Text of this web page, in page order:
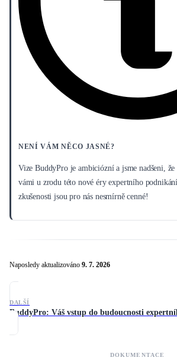
NENÍ VÁM NĚCO JASNÉ?
Vize BuddyPro je ambiciózní a jsme nadšeni, že
vámi u zrodu této nové éry expertního
zkušenosti jsou pro nás nesmírně cenné!
Naposledy aktualizováno 9. 7. 2026
DALŠÍ
BuddyPro: Váš vstup do budoucnosti
DOKUMENTACE